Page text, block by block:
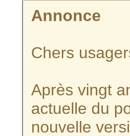
Annonce
Chers
Après vingt
actuelle du
nouvelle